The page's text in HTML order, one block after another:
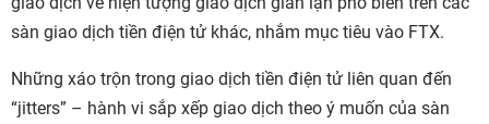
sàn giao dịch tiền điện tử khác, nhắm mục tiêu vào FTX.
Những xáo trộn trong giao dịch tiền điện tử liên quan đến
“jitters” – hành vi sắp xếp giao dịch theo ý muốn của sàn